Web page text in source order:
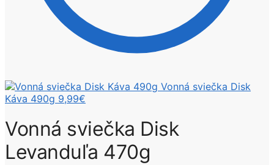
Vonná sviečka Disk
Káva 490g 9,99€
Vonná sviečka Disk
Levanduľa 470g